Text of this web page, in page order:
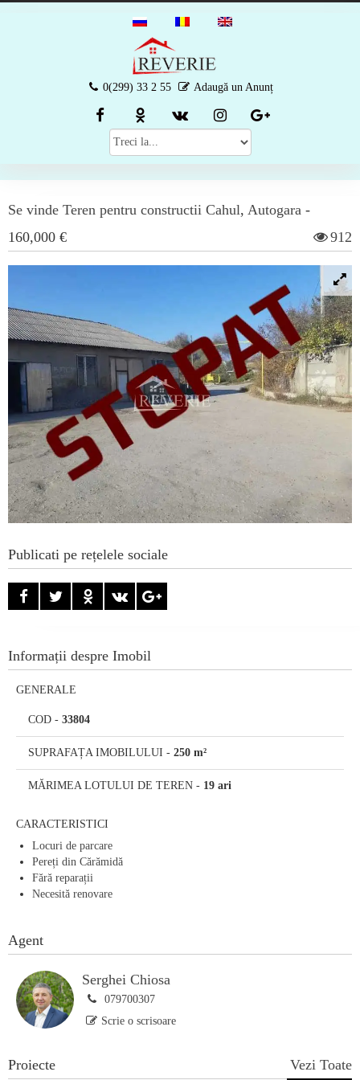
0(299) 33 2 55 Adaugă un Anunț
Se vinde Teren pentru constructii Cahul, Autogara -
160,000 €
912
Publicati pe rețelele sociale
Informații despre Imobil
GENERALE
COD - 33804
SUPRAFAȚA IMOBILULUI - 250 m²
MĂRIMEA LOTULUI DE TEREN - 19 ari
CARACTERISTICI
Locuri de parcare
Pereți din Cărămidă
Fără reparații
Necesită renovare
Agent
Serghei Chiosa
079700307
Scrie o scrisoare
Proiecte Vezi Toate